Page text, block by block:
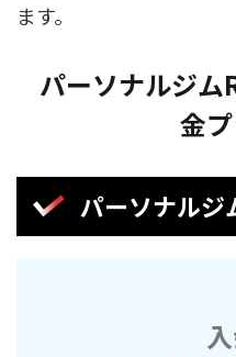
ます。
パーソナルジ
金
パーソナル